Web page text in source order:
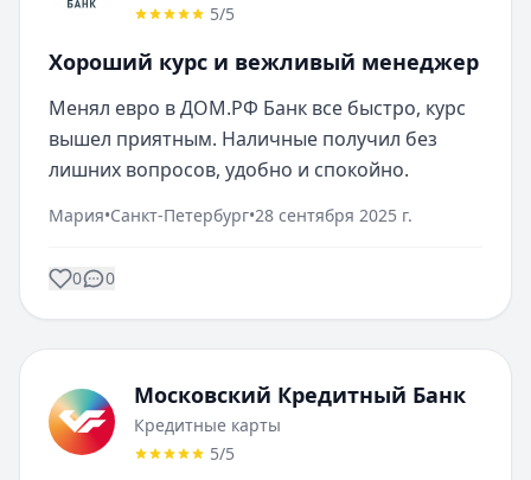
5/5
Хороший курс и вежливый менеджер
Менял евро в ДОМ.РФ Банк все быстро, курс
вышел приятным. Наличные получил без
лишних вопросов, удобно и спокойно.
Мария•Санкт-Петербург•28 сентября 2025 г.
0 0
Московский Кредитный Банк
Кредитные карты
5/5